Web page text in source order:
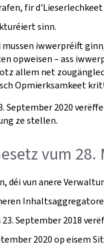
fir d'Lieserlechkeet
sinn.
iwwerpréift
opweisen ‒ ass
allem net
Opmierksamkeet
September 2020
ze stellen.
vum
déi vun anere
September 2018
2020 op eisem